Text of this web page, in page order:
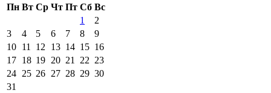
Пн Вт Ср Чт Пт Сб Вс
1
2
3
4 5 6 7 8
9
10 11 12 13 14 15 16
17 18 19 20 21 22 23
24 25 26 27 28 29 30
31